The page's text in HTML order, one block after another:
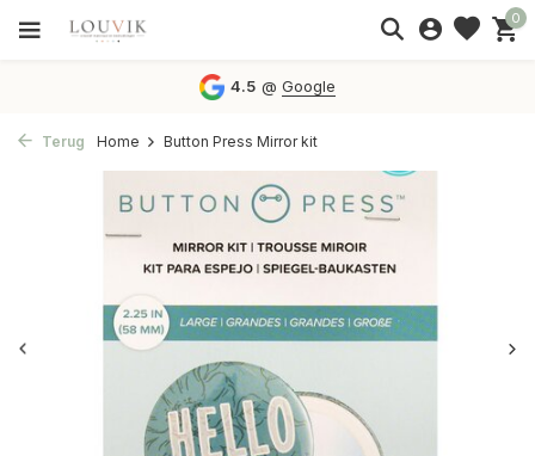
0
4.5 @Google
Terug Home Button Press Mirror kit